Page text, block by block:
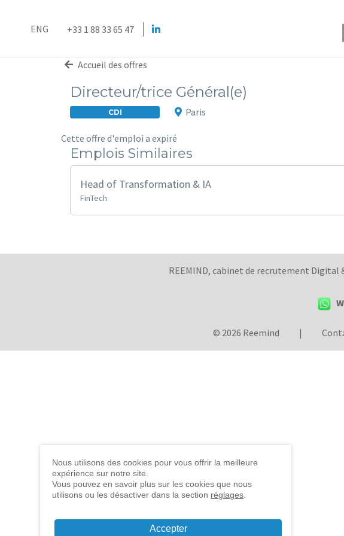
ENG +33 1 88 33 65 47
Accueil des offres
Directeur/trice Général(e)
CDI Paris
Cette offre d'emploi a expiré
Emplois Similaires
Head of Transformation & IA
FinTech
REEMIND, cabinet de recrutement Digital
© 2026 Reemind |
Nous utilisons des cookies pour vous offrir la meilleure
expérience sur notre site.
Vous pouvez en savoir plus sur les cookies que nous
utilisons ou les désactiver dans la section réglages
Accepter